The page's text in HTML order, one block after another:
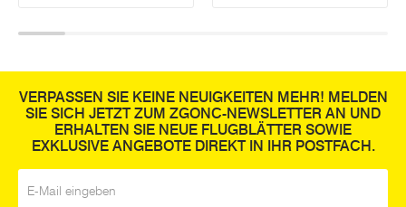
VERPASSEN SIE KEINE NEUIGKEITEN MEHR! MELDEN
SIE SICH JETZT ZUM ZGONC-NEWSLETTER AN UND
ERHALTEN SIE NEUE FLUGBLÄTTER SOWIE
EXKLUSIVE ANGEBOTE DIREKT IN IHR POSTFACH.